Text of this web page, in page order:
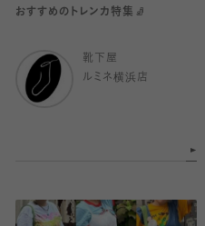
おすすめのトレンカ特集🧦
靴下屋
ルミネ横浜店